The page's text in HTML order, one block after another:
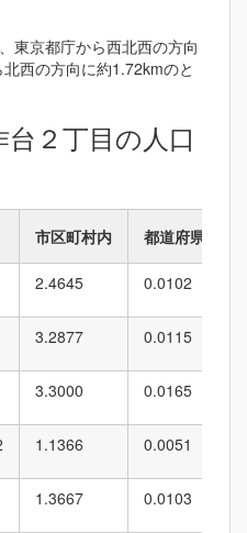
東京都庁から西北西の方向
西の方向に約1.72kmのと
２丁目の人口
市区町村内 都道府県内
2.4645 0.0102
3.2877 0.0115
3.3000 0.0165
1.1366 0.0051
1.3667 0.0103